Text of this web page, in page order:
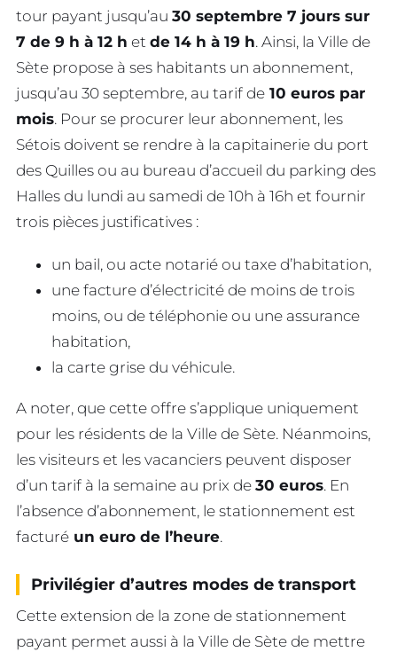
tour payant jusqu’au 30 septembre 7 jours sur
7 de 9 h à 12 h et de 14 h à 19 h. Ainsi, la Ville de
Sète propose à ses habitants un abonnement,
jusqu’au 30 septembre, au tarif de 10 euros par
mois. Pour se procurer leur abonnement, les
Sétois doivent se rendre à la capitainerie du port
des Quilles ou au bureau d’accueil du parking des
Halles du lundi au samedi de 10h à 16h et fournir
trois pièces justificatives :
un bail, ou acte notarié ou taxe d’habitation,
une facture d’électricité de moins de trois
moins, ou de téléphonie ou une assurance
habitation,
la carte grise du véhicule.
A noter, que cette offre s’applique uniquement
pour les résidents de la Ville de Sète. Néanmoins,
les visiteurs et les vacanciers peuvent disposer
d’un tarif à la semaine au prix de 30 euros. En
l’absence d’abonnement, le stationnement est
facturé un euro de l’heure.
Privilégier d’autres modes de transport
Cette extension de la zone de stationnement
payant permet aussi à la Ville de Sète de mettre